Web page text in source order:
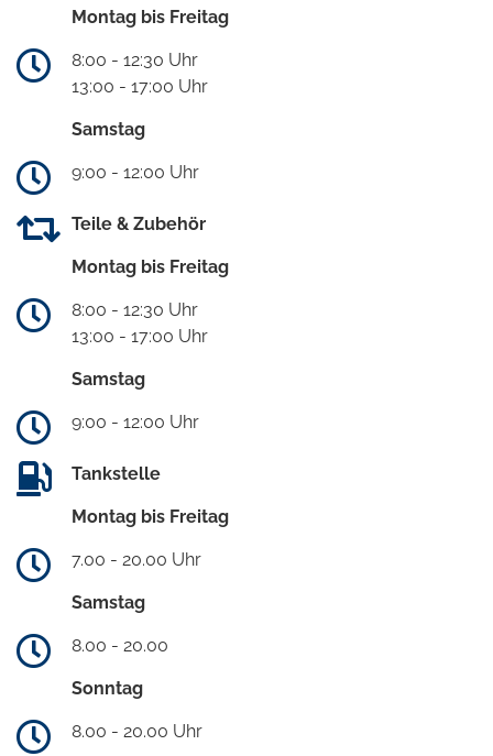
Montag bis Freitag
8:00 - 12:30 Uhr
13:00 - 17:00 Uhr
Samstag
9:00 - 12:00 Uhr
Teile & Zubehör
Montag bis Freitag
8:00 - 12:30 Uhr
13:00 - 17:00 Uhr
Samstag
9:00 - 12:00 Uhr
Tankstelle
Montag bis Freitag
7.00 - 20.00 Uhr
Samstag
8.00 - 20.00
Sonntag
8.00 - 20.00 Uhr